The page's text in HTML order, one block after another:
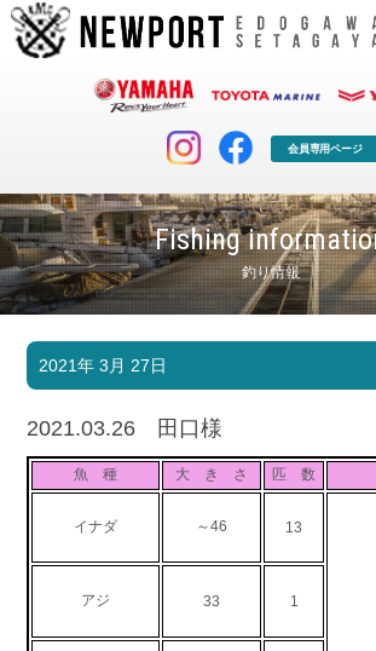
会員専用ページ
Fishing
釣り情報
マリンクラブ
マリンライフを堪能したい！
ボート免許
長年の実績と信頼！
店舗情報
お問い合わせ
採用情報
2021年 3月 27日
2021.03.26 田口様
魚 種 大 き さ 匹 数
イナダ ～46 13
アジ 33 1